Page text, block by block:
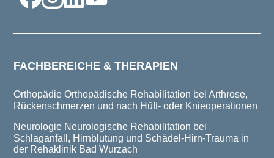
FACHBEREICHE & THERAPIEN
Orthopädie Orthopädische Rehabilitation bei Arthrose,
Rückenschmerzen und nach Hüft- oder Knieoperationen
Neurologie Neurologische Rehabilitation bei
Schlaganfall, Hirnblutung und Schädel-Hirn-Trauma in
der Rehaklinik Bad Wurzach